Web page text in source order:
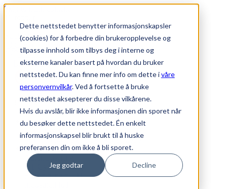
Dette nettstedet benytter informasjonskapsler
(cookies) for å forbedre din brukeropplevelse og
tilpasse innhold som tilbys deg i interne og
eksterne kanaler basert på hvordan du bruker
nettstedet. Du kan finne mer info om dette ivåre
personvernvilkår. Ved å fortsette å bruke
nettstedet aksepterer du disse vilkårene.
Hvis du avslår, blir ikke informasjonen din sporet når
du besøker dette nettstedet. Én enkelt
informasjonskapsel blir brukt til å huske
preferansen din om ikke å bli sporet.
Jeg godtar Decline
Skip to main content
SUPPORT| WEBSHOP
Favoritter
Logg inn
Bærekraft
Vårt bærekraftsløfte og agenda 2030
Vi tilbyr
Automatisering
OT Cyber Security
Fjerntilgang til OT